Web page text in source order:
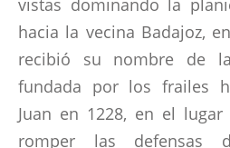
BATALLA DEL
EVENTOS DEL
hacia la vecina Badajoz,
recibió su nombre de
fundada por los frailes
Juan en 1228, en el
romper las defensas